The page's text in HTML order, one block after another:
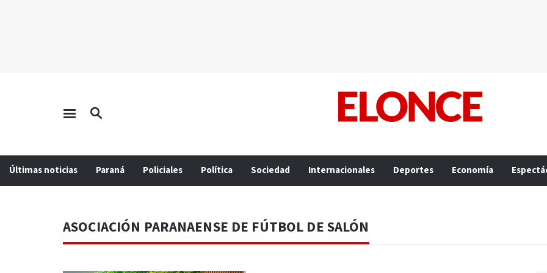
Últimas noticias Paraná Policiales Política Sociedad Internacionales Deportes Economía
ASOCIACIÓN PARANAENSE DE FÚTBOL DE SALÓN